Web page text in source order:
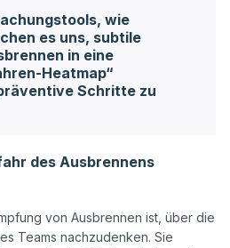
wie
es uns, subtile
in eine
Heatmap“
Schritte zu
des Ausbrennens
von Ausbrennen ist, über die
Teams nachzudenken. Sie